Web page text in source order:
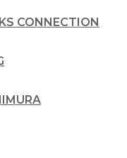
CONNECTION